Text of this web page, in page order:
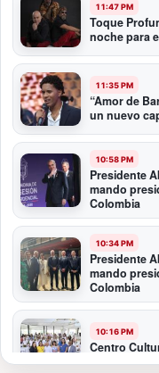
11:47 PM
Toque
noche para
11:35 PM
“Amor de
un nuevo
10:58 PM
Presidente
mando
Colombia
10:34 PM
Presidente
mando
Colombia
10:16 PM
Centro
Primer